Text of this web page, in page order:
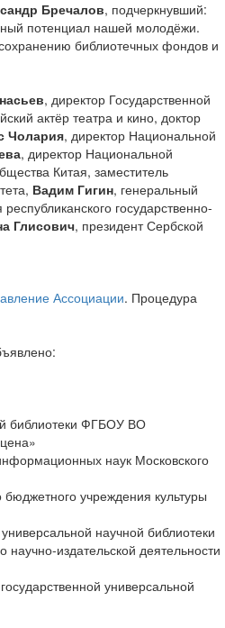
Бречалов, подчеркнувший:
потенциал нашей молодёжи.
библиотечных фондов и
, директор Государственной
актёр театра и кино, доктор
Чолария, директор Национальной
, директор Национальной
Китая, заместитель
Вадим Гигин, генеральный
государственно-
Глисович, президент Сербской
Ассоциации. Процедура
библиотеки ФГБОУ ВО
наук Московского
бюджетного учреждения культуры
научной библиотеки
научно-издательской деятельности
универсальной